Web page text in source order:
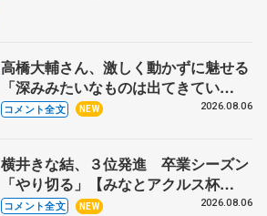
高橋大輔さん、激しく動かずに魅せる
「深みみたいなものは出てきてい
る？」 〝兄さん〟と慕うレジェンド
コメント全文 NEW 2026.08.06
横井きな結、３位発進 卒業シーズン
「やり切る」【みなとアクルス杯
SP】
コメント全文 NEW 2026.08.06